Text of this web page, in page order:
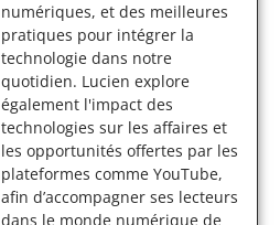
numériques, et des meilleures
pratiques pour intégrer la
technologie dans notre
quotidien. Lucien explore
également l'impact des
technologies sur les affaires et
les opportunités offertes par les
plateformes comme YouTube,
afin d’accompagner ses lecteurs
dans le monde numérique de